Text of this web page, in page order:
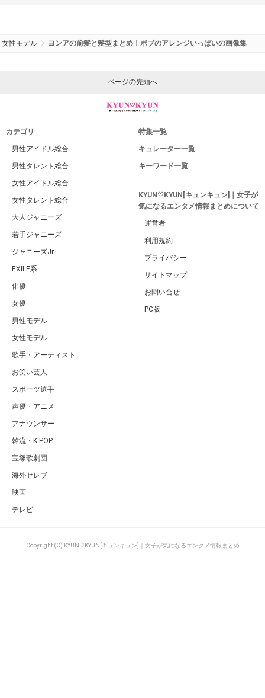
女性モデル ヨンアの前髪と髪型まとめ！ボブのアレンジいっぱいの画像集
ページの先頭へ
カテゴリ
男性アイドル総合
男性タレント総合
女性アイドル総合
女性タレント総合
大人ジャニーズ
若手ジャニーズ
ジャニーズJr.
EXILE系
俳優
女優
男性モデル
女性モデル
歌手・アーティスト
お笑い芸人
スポーツ選手
声優・アニメ
アナウンサー
韓流・K-POP
宝塚歌劇団
海外セレブ
映画
テレビ
特集一覧
キュレーター一覧
キーワード一覧
KYUN♡KYUN[キュンキュン]｜女子が
気になるエンタメ情報まとめについて
運営者
利用規約
プライバシー
サイトマップ
お問い合せ
PC版
Copyright (C) KYUN♡KYUN[キュンキュン]｜女子が気になるエンタメ情報まとめ